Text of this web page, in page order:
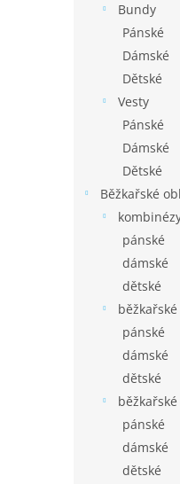
Bundy
Pánské
Dámské
Dětské
Vesty
Pánské
Dámské
Dětské
Běžkařské
pánské
dámské
dětské
pánské
dámské
dětské
pánské
dámské
dětské